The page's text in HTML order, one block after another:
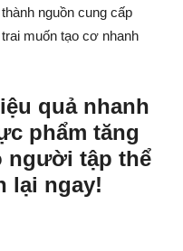
nguồn cung cấp
muốn tạo cơ nhanh
quả nhanh
phẩm tăng
người tập thể
lại ngay!